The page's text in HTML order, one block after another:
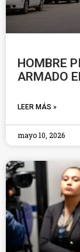
HOMBRE
ARMADO
LEER MÁS »
mayo 10, 2026